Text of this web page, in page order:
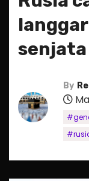
senjata
By